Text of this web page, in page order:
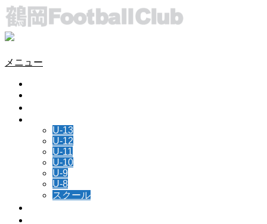
メニュー
U-13
U-12
U-11
U-10
U-9
U-8
スクール